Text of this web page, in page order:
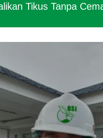
Tikus Tanpa